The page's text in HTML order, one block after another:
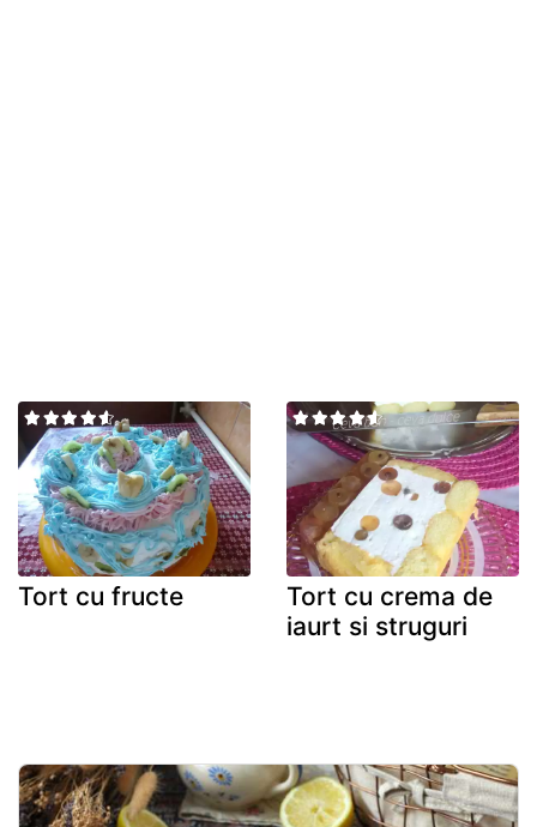
Tort cu fructe
Tort cu crema de
iaurt si struguri